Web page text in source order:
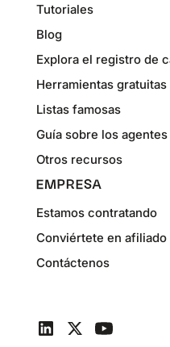
Tutoriales
Blog
Explora el registro de
Herramientas gratuitas
Listas famosas
Guía sobre los
Otros recursos
EMPRESA
Estamos contratando
Conviértete en afiliado
Contáctenos